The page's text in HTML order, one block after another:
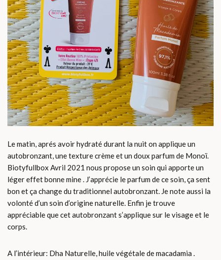
Le matin, aprés avoir hydraté durant la nuit on applique un
autobronzant, une texture crème et un doux parfum de Monoï.
Biotyfullbox Avril 2021 nous propose un soin qui apporte un
léger effet bonne mine . J’apprécie le parfum de ce soin, ça sent
bon et ça change du traditionnel autobronzant. Je note aussi la
volonté d’un soin d’origine naturelle. Enfin je trouve
appréciable que cet autobronzant s’applique sur le visage et le
corps.
A l’intérieur: Dha Naturelle, huile végétale de macadamia .